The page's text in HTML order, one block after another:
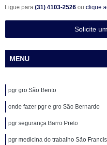
Ligue para (31) 4103-2526 ou clique
Solicite
MENU
pgr gro São Bento
onde fazer pgr e gro São Bernardo
pgr segurança Barro Preto
pgr medicina do trabalho São